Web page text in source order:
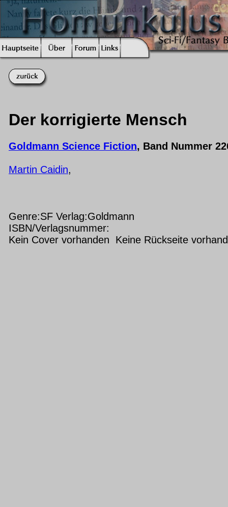
Der korrigierte Mensch
Goldmann Science Fiction, Band Nummer
Martin Caidin,
Genre:SF Verlag:Goldmann
ISBN/Verlagsnummer:
Kein Cover vorhanden Keine Rückseite